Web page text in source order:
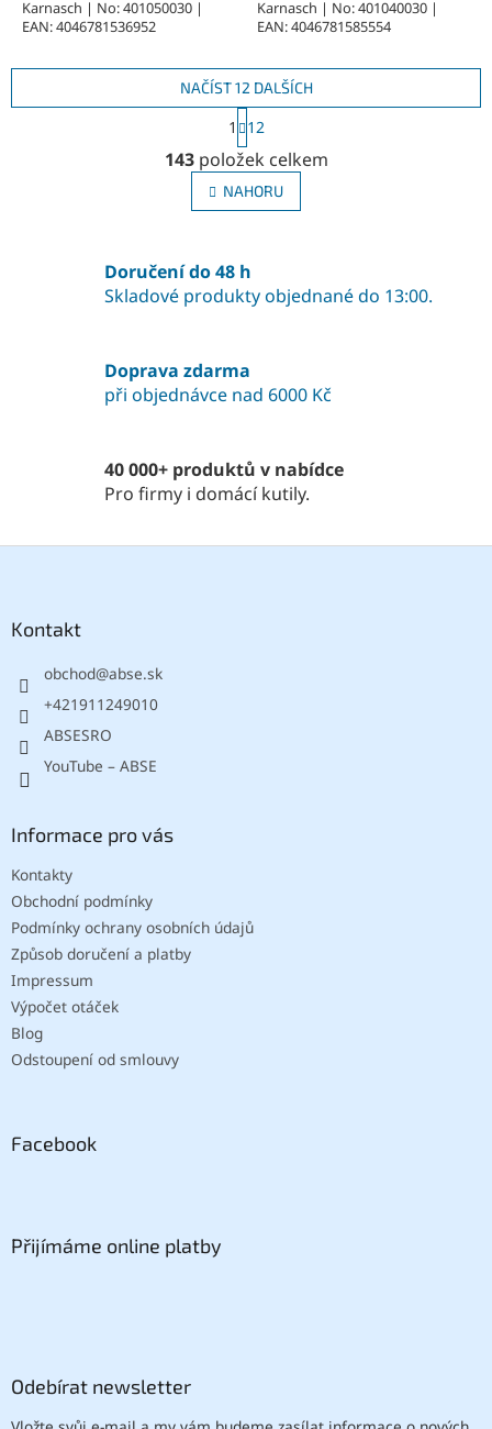
z
5
Karnasch | No: 401050030 |
EAN: 4046781536952
z
5
Karnasch | No: 401040030 |
EAN: 4046781585554
O
v
l
á
c
í
p
k
y
p
i
s
NAČÍST 12 DALŠÍCH
S
t
r
á
n
k
á
n
í
1 12
143položek celkem
NAHORU
Doručení do 48 h
Skladové produkty objednané do 13:00.
Doprava zdarma
při objednávce nad 6000 Kč
40 000+ produktů v nabídce
Pro firmy i domácí kutily.
Kontakt
obchod@abse.sk
+421911249010
ABSESRO
YouTube – ABSE
Informace pro vás
Kontakty
Obchodní podmínky
Podmínky ochrany osobních údajů
Způsob doručení a platby
Impressum
Výpočet otáček
Blog
Odstoupení od smlouvy
Facebook
Přijímáme online platby
Odebírat newsletter